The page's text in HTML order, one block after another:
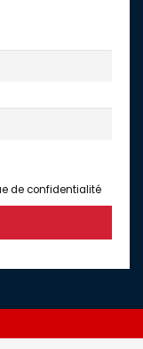
de confidentialité